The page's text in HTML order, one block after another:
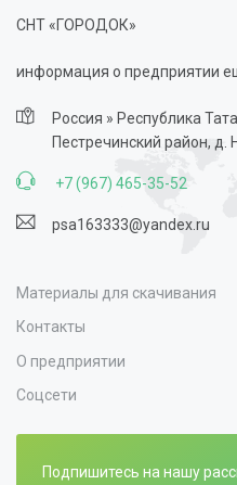
СНТ «ГОРОДОК»
информация о предприятии
Россия » Республика
Пестречинский район,
+7 (967) 465-35-52
psa163333@yandex.ru
Материалы для скачивания
Контакты
О предприятии
Соцсети
Подпишитесь на нашу